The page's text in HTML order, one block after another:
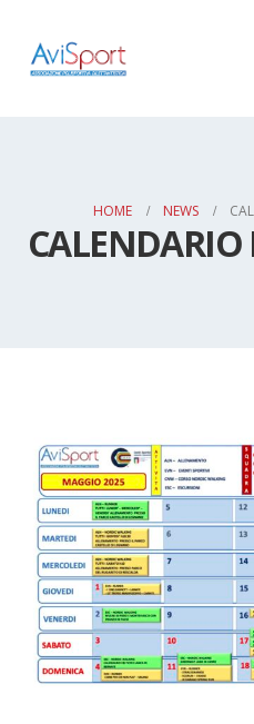
HOME NEWS